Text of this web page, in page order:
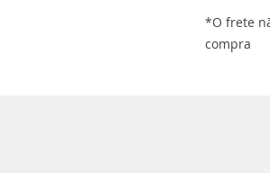
*O frete
compra